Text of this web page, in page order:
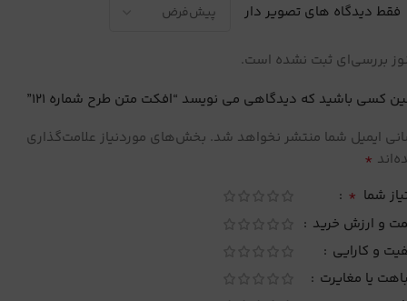
فقط دیدگاه های تصویر دار
بررسی‌ای ثبت نشده است.
کسی باشید که دیدگاهی می نویسد “افکت متن طرح شماره 121”
ایمیل شما منتشر نخواهد شد. بخش‌های موردنیاز علامت‌گذاری
*
شما *
و ارزش خرید
و کارایی
یا مغایرت